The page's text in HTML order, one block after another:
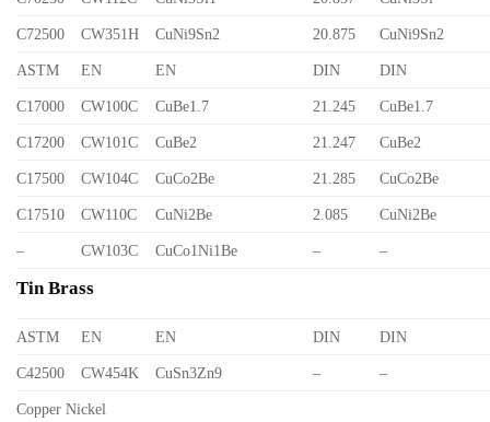
C72500 CW351H CuNi9Sn2 20.875 CuNi9Sn2
ASTM EN EN DIN DIN
C17000 CW100C CuBe1.7 21.245 CuBe1.7
C17200 CW101C CuBe2 21.247 CuBe2
C17500 CW104C CuCo2Be 21.285 CuCo2Be
C17510 CW110C CuNi2Be 2.085 CuNi2Be
– CW103C CuCo1Ni1Be – –
Tin Brass
ASTM EN EN DIN DIN
C42500 CW454K CuSn3Zn9 – –
Copper Nickel